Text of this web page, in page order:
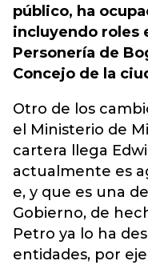
público, ha
incluyendo roles
Personería de
Concejo de la
Otro de los
el Ministerio de
cartera llega
actualmente es
e, y que es una
Gobierno, de
Petro ya lo ha
entidades, por